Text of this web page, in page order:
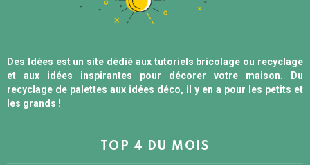
Des Idées est un site dédié aux tutoriels bricolage ou recyclage
et aux idées inspirantes pour décorer votre maison. Du
recyclage de palettes aux idées déco, il y en a pour les petits et
les grands !
TOP 4 DU MOIS